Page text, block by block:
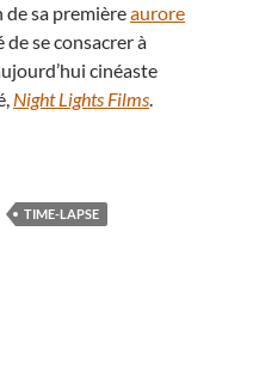
de sa premièreaurore
se consacrer à
cinéaste
Night Lights Films.
automnales en Laponie
TIME-LAPSE